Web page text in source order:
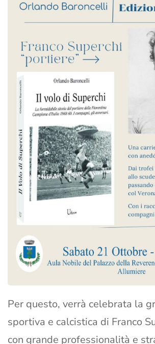
Per questo, verrà celebrata la
sportiva e calcistica di Franco
con grande professionalità e